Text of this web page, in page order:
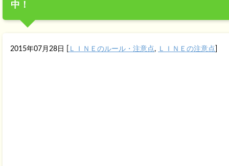
中！
2015年07月28日 ＬＩＮＥのルール・注意点, ＬＩＮＥの注意点